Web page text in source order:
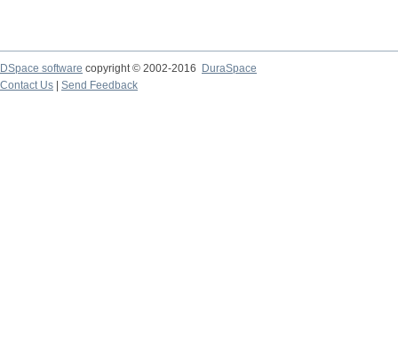
DSpace software copyright © 2002-2016
DuraSpace
Contact Us
Send Feedback